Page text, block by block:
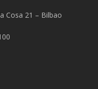
Cosa 21 – Bilbao